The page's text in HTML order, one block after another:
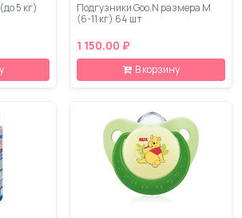
5 кг)
Подгузники Goo.N размера M
(6-11 кг) 64 шт
1 150.00 ₽
В корзину